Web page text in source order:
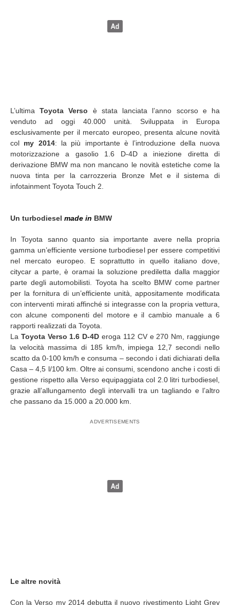
L’ultimaToyota Verso è stata lanciata l’anno scorso e ha
venduto ad oggi 40.000 unità. Sviluppata in Europa
esclusivamente per il mercato europeo, presenta alcune novità
col my 2014: la più importante è l’introduzione della nuova
motorizzazione a gasolio 1.6 D-4D a iniezione diretta di
derivazione BMW ma non mancano le novità estetiche come la
nuova tinta per la carrozzeria Bronze Met e il sistema di
infotainment Toyota Touch 2.
Un turbodiesel made in BMW
In Toyota sanno quanto sia importante avere nella propria
gamma un’efficiente versione turbodiesel per essere competitivi
nel mercato europeo. E soprattutto in quello italiano dove,
citycar a parte, è oramai la soluzione prediletta dalla maggior
parte degli automobilisti. Toyota ha scelto BMW come partner
per la fornitura di un’efficiente unità, appositamente modificata
con interventi mirati affinché si integrasse con la propria vettura,
con alcune componenti del motore e il cambio manuale a 6
rapporti realizzati da Toyota.
La Toyota Verso 1.6 D-4Deroga 112 CV e 270 Nm, raggiunge
la velocità massima di 185 km/h, impiega 12,7 secondi nello
scatto da 0-100 km/h e consuma – secondo i dati dichiarati della
Casa – 4,5 l/100 km. Oltre ai consumi, scendono anche i costi di
gestione rispetto alla Verso equipaggiata col 2.0 litri turbodiesel,
grazie all’allungamento degli intervalli tra un tagliando e l’altro
che passano da 15.000 a 20.000 km.
Le altre novità
Con la Verso my 2014 debutta il nuovo rivestimento Light Grey